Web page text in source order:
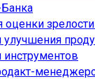
оценки
улучшения
инструментов